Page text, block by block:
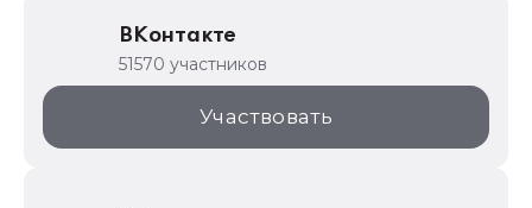
1С:Торговая площадка
ВКонтакте
51570 участников
Участвовать